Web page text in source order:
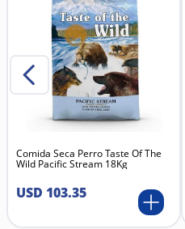
Comida Seca Perro Taste Of The
Wild Pacific Stream 18Kg
USD 103.35